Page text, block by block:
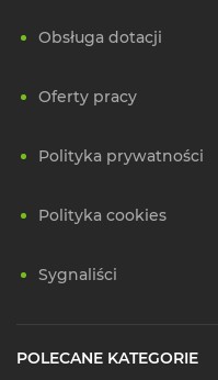
Obsługa dotacji
Oferty pracy
Polityka prywatności
Polityka cookies
Sygnaliści
POLECANE KATEGORIE